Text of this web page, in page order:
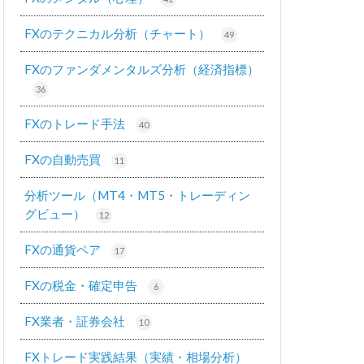
FXのテクニカル分析（チャート） 49
FXのファンダメンタルズ分析（経済指標）
36
FXのトレード手法 40
FXの自動売買 11
分析ツール（MT4・MT5・トレーディン
グビュー）
12
FXの通貨ペア 17
FXの税金・確定申告 6
FX業者・証券会社 10
FXトレード実践結果（実績・相場分析）